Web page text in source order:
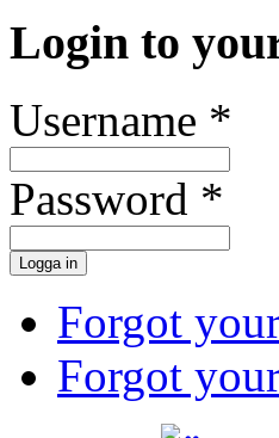
Login to
Username *
Password *
Forgot
Forgot